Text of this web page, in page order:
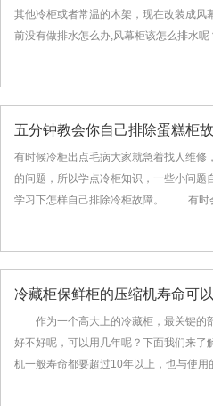
其他冷柜或者常温的木架，现在改装成
前没有做排水怎么办,风幕柜该怎么排
五分钟教会你自己排除蛋糕柜
有时候冷柜出点毛病大家就急着找人维
的问题，所以学点冷柜知识，一些小问
学习下怎样自己排除冷柜故障。 有时
冷藏柜保鲜柜的压缩机寿命可
作为一个高大上的冷藏柜，最关键的
好不好呢，可以用几年呢？下面我们来
机一般寿命都要超过10年以上，也与使